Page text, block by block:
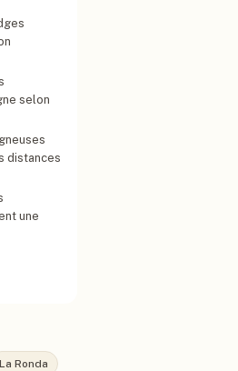
selon
distances
une
La Ronda